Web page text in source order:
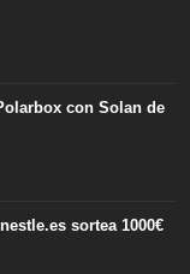
con Solan de
sortea 1000€